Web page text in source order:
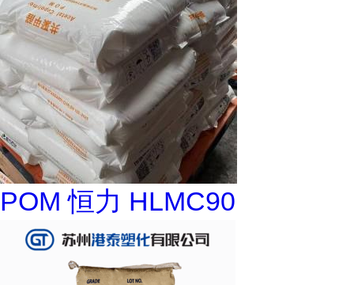
POM 恒力 HLMC90